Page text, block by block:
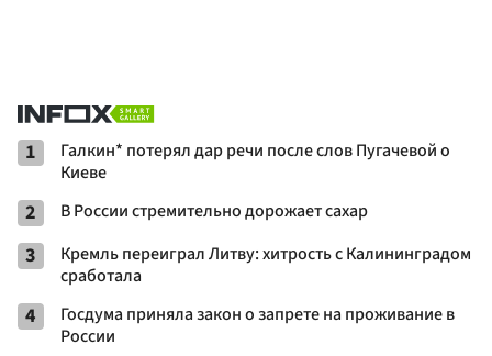
1
Галкин* потерял дар речи после слов Пугачевой о
Киеве
2 В России стремительно дорожает сахар
3
Кремль переиграл Литву: хитрость с Калининградом
сработала
4
Госдума приняла закон о запрете на проживание в
России